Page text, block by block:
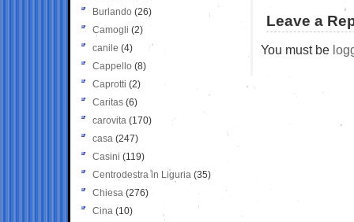
Leave a
You must be
Burlando (26)
Camogli (2)
canile (4)
Cappello (8)
Caprotti (2)
Caritas (6)
carovita (170)
casa (247)
Casini (119)
Centrodestra in Liguria (35)
Chiesa (276)
Cina (10)